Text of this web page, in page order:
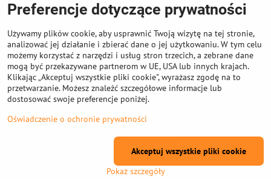
Ważne linki
Odkup cewek
Preferencje dotyczące prywatności
Oświadczenie o ochronie prywatności
Strona stworzona przy użyciu:
Preferencje dotyczące prywatności
Używamy plików cookie, aby usprawnić Twoją wizytę na tej stronie,
analizować jej działanie i zbierać dane o jej użytkowaniu. W tym celu
możemy korzystać z narzędzi i usług stron trzecich, a zebrane dane
mogą być przekazywane partnerom w UE, USA lub innych krajach.
Klikając „Akceptuj wszystkie pliki cookie", wyrażasz zgodę na to
przetwarzanie. Możesz znaleźć szczegółowe informacje lub
dostosować swoje preferencje poniżej.
Oświadczenie o ochronie prywatności
Pokaż szczegóły
Akceptuj wszystkie pliki cookie